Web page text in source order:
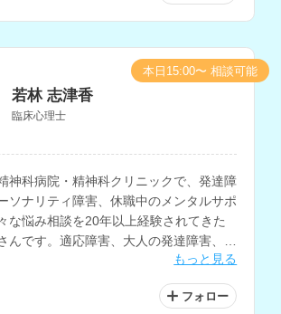
若林 志津香
臨床心理士
神科病院・精神科クリニックで、発達障
ソナリティ障害、休職中のメンタルサポ
な悩み相談を20年以上経験されてきた
んです。適応障害、大人の発達障害、愛
の問題行動、不登校の相談も得意とされ
もっと見る
フォロー
本日15:00〜 相談可能